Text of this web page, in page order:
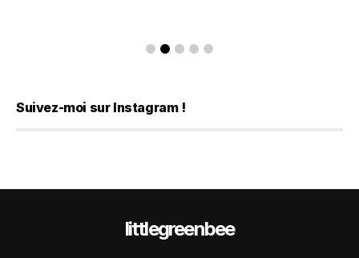
Suivez-moi sur Instagram !
littlegreenbee